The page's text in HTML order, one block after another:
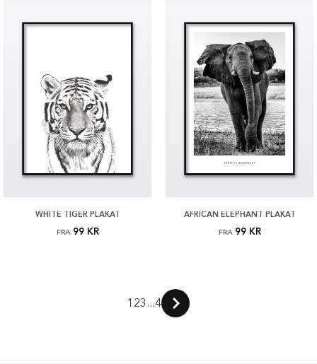
WHITE TIGER PLAKAT
FRA 99 KR
AFRICAN ELEPHANT PLAKAT
FRA 99 KR
1 23 ...4